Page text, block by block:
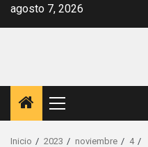
Saltar
agosto 7, 2026
Menú
principal
Inicio 2023 noviembre
4